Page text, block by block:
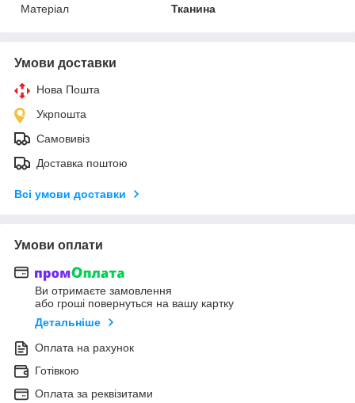
Матеріал
Тканина
Умови доставки
Нова Пошта
Укрпошта
Самовивіз
Доставка поштою
Всі умови доставки
Умови оплати
Ви отримаєте замовлення
або гроші повернуться на вашу картку
Детальніше
Оплата на рахунок
Готівкою
Оплата за реквізитами